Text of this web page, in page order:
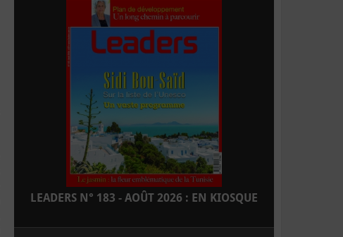
LEADERS N° 183 - AOÛT 2026 : EN KIOSQUE